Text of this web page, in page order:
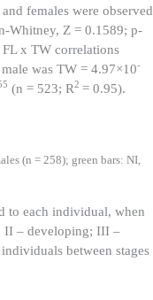
females were observed
Whitney, Z = 0.1589; p-
x TW correlations
was TW = 4.97×10-
(n = 523; R2 = 0.95).
(n = 258); green bars: NI,
to each individual, when
II – developing; III –
between stages